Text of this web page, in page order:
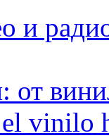
и
от
vinilo